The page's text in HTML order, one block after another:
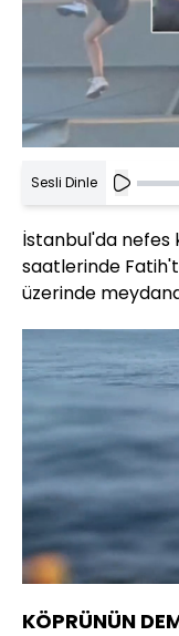
Sesli Dinle
İstanbul'da nefes
saatlerinde
üzerinde
Sesi
Aç
KÖPRÜNÜN